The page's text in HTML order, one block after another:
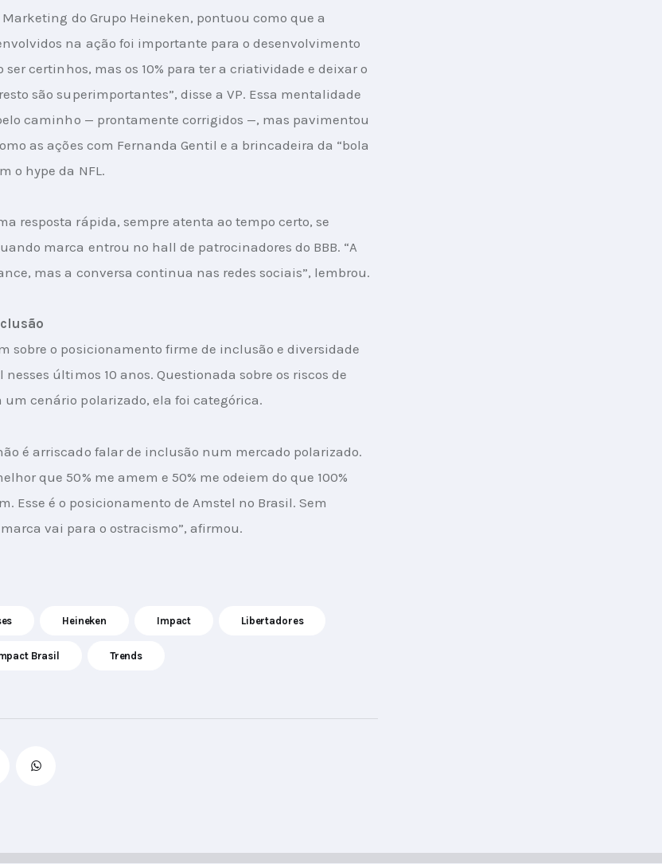
Marketing do Grupo Heineken, pontuou como que a
na ação foi importante para o desenvolvimento
ser certinhos, mas os 10% para ter a criatividade e deixar o
são superimportantes”, disse a VP. Essa mentalidade
caminho — prontamente corrigidos —, mas pavimentou
as ações com Fernanda Gentil e a brincadeira da “bola
o hype da NFL.
resposta rápida, sempre atenta ao tempo certo, se
marca entrou no hall de patrocinadores do BBB. “A
mas a conversa continua nas redes sociais”, lembrou.
sobre o posicionamento firme de inclusão e diversidade
últimos 10 anos. Questionada sobre os riscos de
um cenário polarizado, ela foi categórica.
é arriscado falar de inclusão num mercado polarizado.
que 50% me amem e 50% me odeiem do que 100%
Esse é o posicionamento de Amstel no Brasil. Sem
vai para o ostracismo”, afirmou.
Heineken Impact Libertadores
Brasil Trends